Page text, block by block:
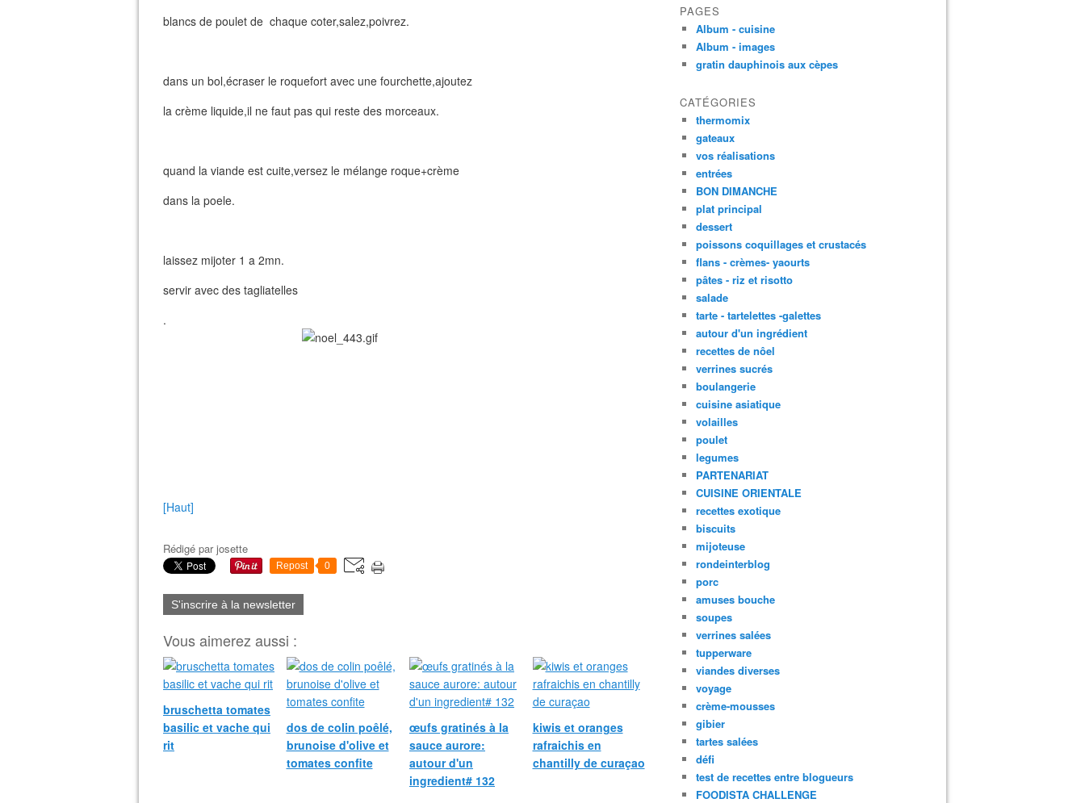
blancs de poulet de chaque coter,salez,poivrez.
dans un bol,écraser le roquefort avec une fourchette,ajoutez
la crème liquide,il ne faut pas qui reste des morceaux.
quand la viande est cuite,versez le mélange roque+crème
dans la poele.
laissez mijoter 1 a 2mn.
servir avec des tagliatelles
.
[Haut]
Rédigé parjosette
Repost 0
S'inscrire à la newsletter
Vous aimerez aussi :
bruschetta tomates
basilic et vache qui
rit
dos de colin poêlé,
brunoise d'olive et
tomates confite
œufs gratinés à la
sauce aurore:
autour d'un
ingredient# 132
kiwis et oranges
rafraichis en
chantilly de curaçao
PAGES
Album - cuisine
Album - images
gratin dauphinois aux cèpes
CATÉGORIES
thermomix
gateaux
vos réalisations
entrées
BON DIMANCHE
plat principal
dessert
poissons coquillages et crustacés
flans - crèmes- yaourts
pâtes - riz et risotto
salade
tarte - tartelettes -galettes
autour d'un ingrédient
recettes de nôel
verrines sucrés
boulangerie
cuisine asiatique
volailles
poulet
legumes
PARTENARIAT
CUISINE ORIENTALE
recettes exotique
biscuits
mijoteuse
rondeinterblog
porc
amuses bouche
soupes
verrines salées
tupperware
viandes diverses
voyage
crème-mousses
gibier
tartes salées
défi
test de recettes entre blogueurs
FOODISTA CHALLENGE